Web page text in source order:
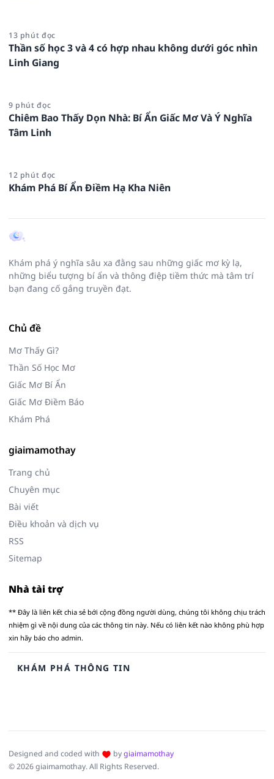
13 phút đọc
Thần số học 3 và 4 có hợp nhau không dưới góc nhìn
Linh Giang
9 phút đọc
Chiêm Bao Thấy Dọn Nhà: Bí Ẩn Giấc Mơ Và Ý Nghĩa
Tâm Linh
12 phút đọc
Khám Phá Bí Ẩn Điềm Hạ Kha Niên
Khám phá ý nghĩa sâu xa đằng sau những giấc mơ kỳ lạ,
những biểu tượng bí ẩn và thông điệp tiềm thức mà tâm trí
bạn đang cố gắng truyền đạt.
Chủ đề
Mơ Thấy Gì?
Thần Số Học Mơ
Giấc Mơ Bí Ẩn
Giấc Mơ Điềm Báo
Khám Phá
giaimamothay
Trang chủ
Chuyên mục
Bài viết
Điều khoản và dịch vụ
RSS
Sitemap
Nhà tài trợ
** Đây là liên kết chia sẻ bới cộng đồng người dùng, chúng tôi không chịu trách
nhiệm gì về nội dung của các thông tin này. Nếu có liên kết nào không phù hợp
xin hãy báo cho admin.
KHÁM PHÁ THÔNG TIN
Designed and coded with bygiaimamothay
© 2026 giaimamothay. All Rights Reserved.